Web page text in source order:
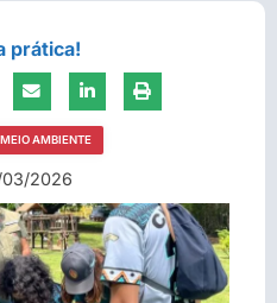
prática!
MEIO AMBIENTE
2026